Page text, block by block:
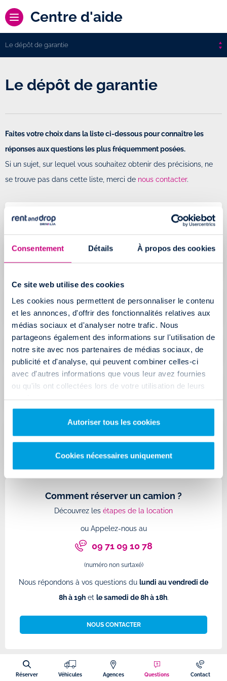
Consentement Détails À propos des cookies
Ce site web utilise des cookies
Les cookies nous permettent de personnaliser le contenu
et les annonces, d'offrir des fonctionnalités relatives aux
médias sociaux et d'analyser notre trafic. Nous
partageons également des informations sur l'utilisation de
notre site avec nos partenaires de médias sociaux, de
publicité et d'analyse, qui peuvent combiner celles-ci
avec d'autres informations que vous leur avez fournies
ou qu'ils ont collectées lors de votre utilisation de leurs
Autoriser tous les cookies
Cookies nécessaires uniquement
Centre d'aide
Réserver Véhicules Agences Questions Contact
Le dépôt de garantie
Le dépôt de garantie
Faites votre choix dans la liste ci-dessous pour connaître les
réponses aux questions les plus fréquemment posées.
Si un sujet, sur lequel vous souhaitez obtenir des précisions, ne
se trouve pas dans cette liste, merci de nous contacter.
Comment effectuer le dépôt de garantie ?
Quels moyens de paiement puis-je utiliser pour
effectuer mon dépôt de garantie ?
Je n'ai pas reçu le mail contenant le lien pour
effectuer mon dépôt de garantie
Mon dépôt de garantie sera-t-il encaissé ?
Pourquoi mon dépôt de garantie est refusé par ma
Comment réserver un camion ?
Découvrez les étapes de la location
ou Appelez-nous au
09 71 09 10 78
(numéro non surtaxé)
Nous répondons à vos questions du lundi au vendredi de
8h à 19het le samedi de 8h à 18h.
NOUS CONTACTER